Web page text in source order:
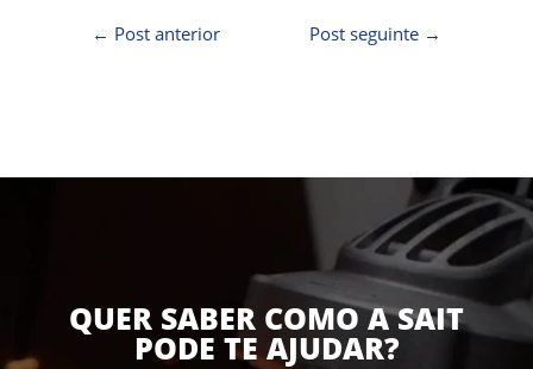
← Post anterior Post seguinte →
QUER SABER COMO A SAIT
PODE TE AJUDAR?